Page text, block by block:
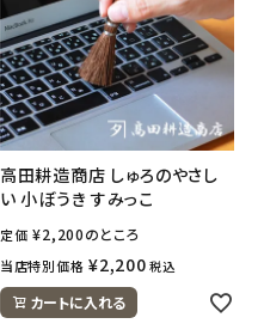
高田耕造商店 しゅろのやさし
い 小ぼうき すみっこ
定価 ¥2,200のところ
当店特別価格 ¥2,200 税込
カートに入れる